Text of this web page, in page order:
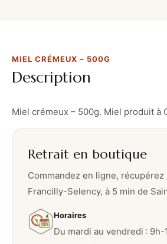
x
–
0
0
MIEL CRÉMEUX – 500G
Description
Miel crémeux – 500g. Miel produit à
Retrait en boutique
Commandez en ligne, récupérez
Francilly-Selency, à 5 min de
Horaires
Du mardi au vendredi :